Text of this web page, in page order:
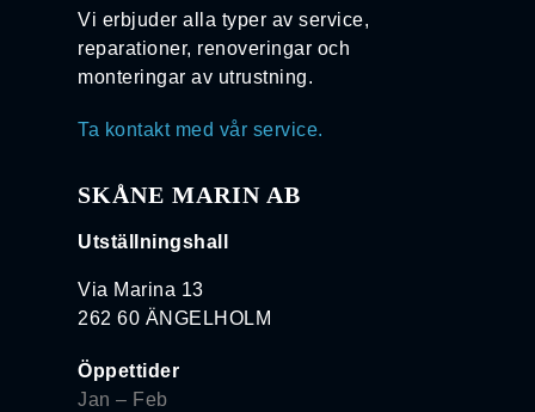
Vi erbjuder alla typer av service,
reparationer, renoveringar och
monteringar av utrustning.
Ta kontakt med vår service.
SKÅNE MARIN AB
Utställningshall
Via Marina 13
262 60 ÄNGELHOLM
Öppettider
Jan – Feb